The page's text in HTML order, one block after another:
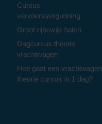
Cursus
vervoersvergunning
Groot rijbewijs halen
Dagcursus theorie
vrachtwagen
Hoe gaat een vrachtwagen
theorie cursus in 1 dag?